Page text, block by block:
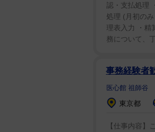
認・支払処理
処理 (月初の
理表入力 ・
務について、
事務経験者
医心館 祖師谷
東京都
【仕事内容